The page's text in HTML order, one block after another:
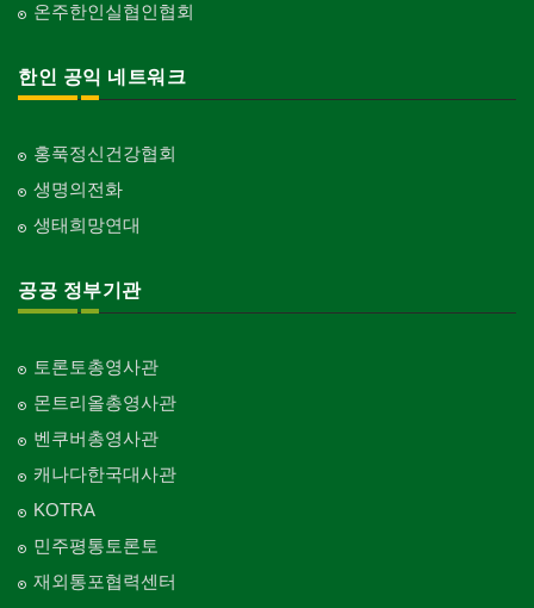
온주한인실협인협회
한인 공익 네트워크
홍푹정신건강협회
생명의전화
생태희망연대
공공 정부기관
토론토총영사관
몬트리올총영사관
벤쿠버총영사관
캐나다한국대사관
KOTRA
민주평통토론토
재외통포협력센터